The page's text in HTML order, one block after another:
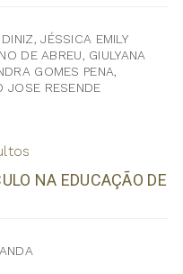
JÉSSICA EMILY
DE ABREU, GIULYANA
GOMES PENA,
JOSE RESENDE
NA EDUCAÇÃO DE